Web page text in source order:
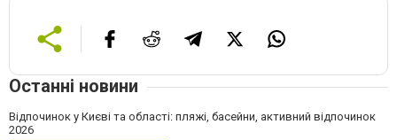
Останні новини
Відпочинок у Києві та області: пляжі, басейни, активний відпочинок
2026